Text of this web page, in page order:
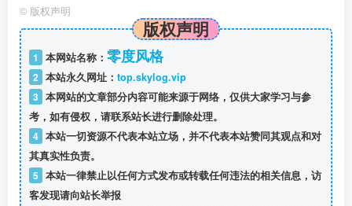
© 版权声明
版权声明
1 本网站名称： 零度风格
2 本站永久网址： top.skylog.vip
3 本网站的文章部分内容可能来源于网络，仅供大家学习与参
考，如有侵权，请联系站长进行删除处理。
4 本站一切资源不代表本站立场，并不代表本站赞同其观点和对
其真实性负责。
5 本站一律禁止以任何方式发布或转载任何违法的相关信息，访
客发现请向站长举报